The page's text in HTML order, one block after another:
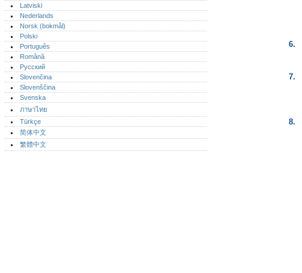
6.
7.
8.
Latviski
Nederlands
Norsk (bokmål)‎
Polski
Português‎
Română
Русский
Slovenčina
Slovenščina
Svenska
ภาษาไทย
Türkçe
简体中文
繁體中文